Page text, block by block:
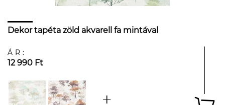
Dekor tapéta zöld akvarell fa mintával
ÁR:
12 990 Ft